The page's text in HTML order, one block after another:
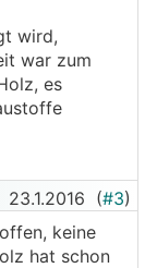
wird,
war zum
es
23.1.2016 (#3)
keine
hat schon